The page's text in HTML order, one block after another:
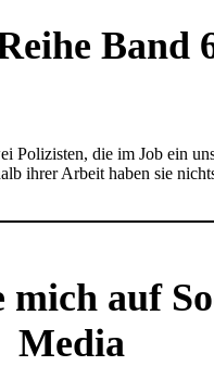
Band
Polizisten, die im Job ein
ihrer Arbeit haben sie
mich auf
Media